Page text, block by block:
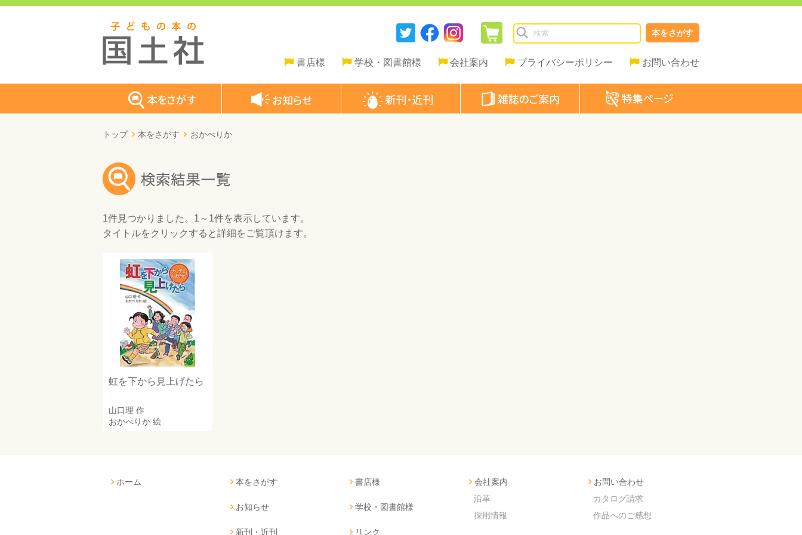
本をさがす
書店様 学校・図書館様 会社案内 プライバシーポリシー お問い合わせ
トップ 本をさがす おかべりか
1件見つかりました。 1～1件を表示しています。
タイトルをクリックすると詳細をご覧頂けます。
虹を下から見上げたら
山口理 作
おかべりか 絵
ホーム 本をさがす
お知らせ
新刊・近刊
書店様
学校・図書館様
リンク
会社案内
沿革
採用情報
お問い合わせ
カタログ請求
作品へのご感想